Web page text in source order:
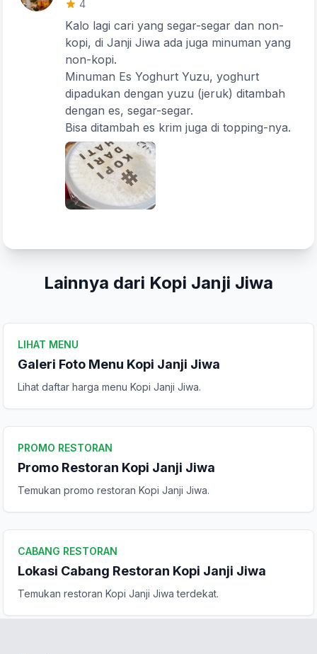
4
Kalo lagi cari yang segar-segar dan non-
kopi, di Janji Jiwa ada juga minuman yang
non-kopi.
Minuman Es Yoghurt Yuzu, yoghurt
dipadukan dengan yuzu (jeruk) ditambah
dengan es, segar-segar.
Bisa ditambah es krim juga di topping-nya.
Lainnya dari Kopi Janji Jiwa
LIHAT MENU
Galeri Foto Menu Kopi Janji Jiwa
Lihat daftar harga menu Kopi Janji Jiwa.
PROMO RESTORAN
Promo Restoran Kopi Janji Jiwa
Temukan promo restoran Kopi Janji Jiwa.
CABANG RESTORAN
Lokasi Cabang Restoran Kopi Janji Jiwa
Temukan restoran Kopi Janji Jiwa terdekat.